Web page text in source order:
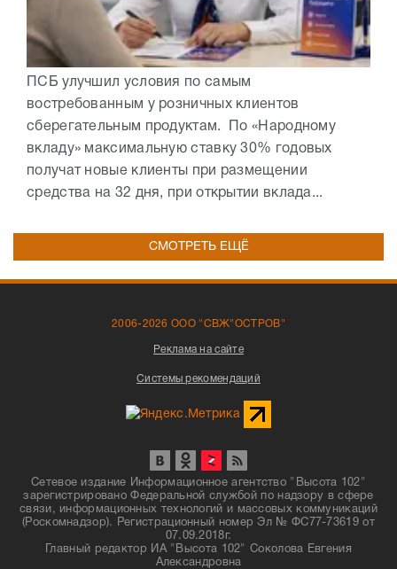
ПСБ улучшил условия по самым
востребованным у розничных клиентов
сберегательным продуктам. По «Народному
вкладу» максимальную ставку 30% годовых
получат новые клиенты при размещении
средства на 32 дня, при открытии вклада...
СМОТРЕТЬ ЕЩЁ
2006-2026 ООО "СВЖ"ОСТРОВ"
Реклама на сайте
Системы рекомендаций
Сетевое издание Информационное агентство "Высота 102"
зарегистрировано Федеральной службой по надзору в сфере
связи, информационных технологий и массовых коммуникаций
(Роскомнадзор). Регистрационный номер Эл № ФС77-73619 от
07.09.2018г.
Главный редактор ИА "Высота 102" Соколова Евгения
Александровна